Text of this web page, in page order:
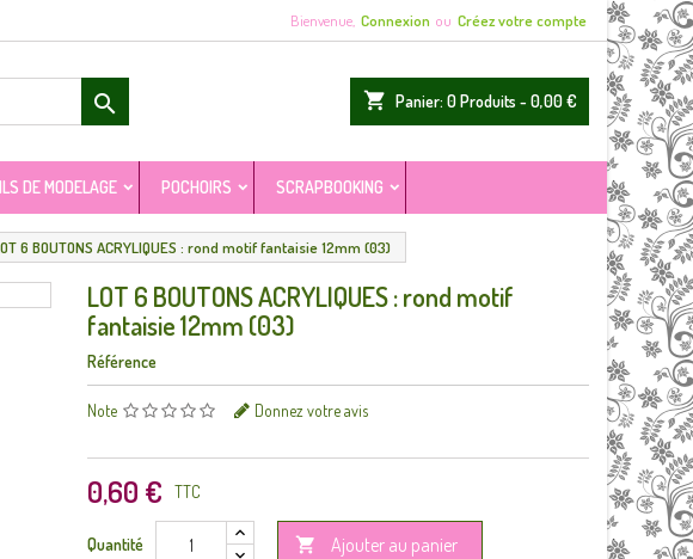
Bienvenue, Connexion ou Créez votre compte
shopping_cart Panier: 0Produits - 0,00 €

DE MODELAGE POCHOIRS SCRAPBOOKING
6 BOUTONS ACRYLIQUES : rond motif fantaisie 12mm (03)
LOT 6 BOUTONS ACRYLIQUES : rond motif
fantaisie 12mm (03)
Référence
Note Donnez votre avis
0,60 € TTC
Quantité  Ajouter au panier